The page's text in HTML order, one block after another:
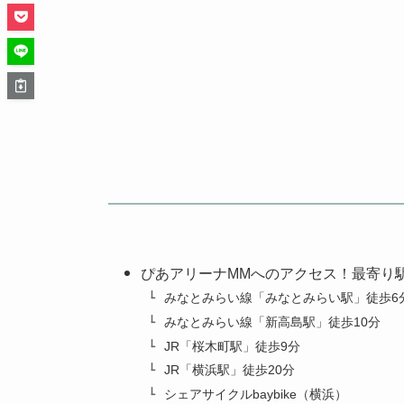
ぴあアリーナMMへのアクセス！最寄り
みなとみらい線「みなとみらい駅」徒歩6
みなとみらい線「新高島駅」徒歩10分
JR「桜木町駅」徒歩9分
JR「横浜駅」徒歩20分
シェアサイクルbaybike（横浜）